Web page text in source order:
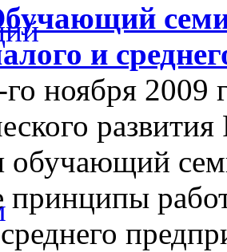
и
го ноября 2009
обучающий
принципы